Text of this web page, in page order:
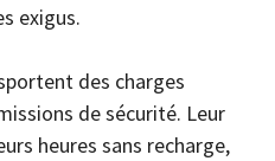
exigus.
des charges
de sécurité. Leur
heures sans recharge,